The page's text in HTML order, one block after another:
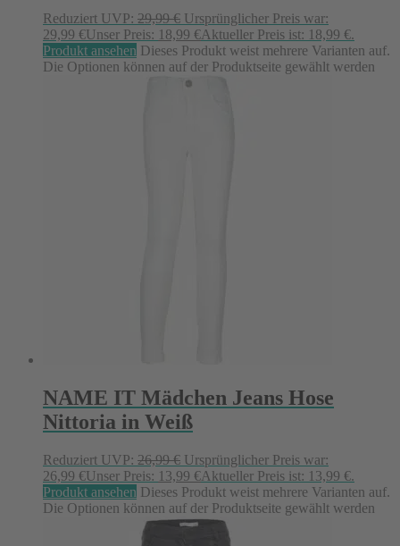
Reduziert UVP: 29,99€ Ursprünglicher Preis war:
29,99 €Unser Preis: 18,99 €Aktueller Preis ist: 18,99 €.
Produkt ansehen Dieses Produkt weist mehrere Varianten auf.
Die Optionen können auf der Produktseite gewählt werden
NAME IT Mädchen Jeans Hose
Nittoria in Weiß
Reduziert UVP: 26,99€ Ursprünglicher Preis war:
26,99 €Unser Preis: 13,99 €Aktueller Preis ist: 13,99 €.
Produkt ansehen Dieses Produkt weist mehrere Varianten auf.
Die Optionen können auf der Produktseite gewählt werden